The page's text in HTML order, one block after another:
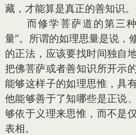
藏，才能算是真正的善知识。
而修学菩萨道的第三种
量”。所谓的如理思量是说，
的正法，应该要找时间独自
把佛菩萨或者善知识所开示
能够这样子的如理思惟，具
他能够善于了知哪些是正说
够依于义理来思惟，而不是
表相。